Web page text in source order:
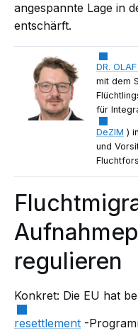
angespannte Lage in
entschärft.
DR.
mit dem
für
DeZIM )
und
regulieren
Konkret: Die EU hat
resettlement -